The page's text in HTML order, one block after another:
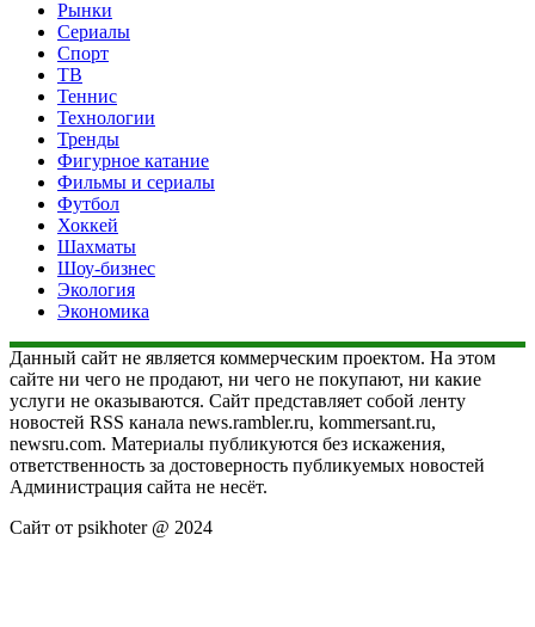
Рынки
Сериалы
Спорт
ТВ
Теннис
Технологии
Тренды
Фигурное катание
Фильмы и сериалы
Футбол
Хоккей
Шахматы
Шоу-бизнес
Экология
Экономика
Данный сайт не является коммерческим проектом. На этом
сайте ни чего не продают, ни чего не покупают, ни какие
услуги не оказываются. Сайт представляет собой ленту
новостей RSS канала news.rambler.ru, kommersant.ru,
newsru.com. Материалы публикуются без искажения,
ответственность за достоверность публикуемых новостей
Администрация сайта не несёт.
Сайт от psikhoter @ 2024